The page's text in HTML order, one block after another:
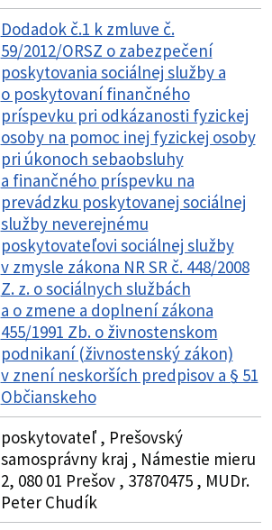
Dodadok č.1 k zmluve č.
59/2012/ORSZ o zabezpečení
poskytovania sociálnej služby a
o poskytovaní finančného
príspevku pri odkázanosti fyzickej
osoby na pomoc inej fyzickej osoby
pri úkonoch sebaobsluhy
a finančného príspevku na
prevádzku poskytovanej sociálnej
služby neverejnému
poskytovateľovi sociálnej služby
v zmysle zákona NR SR č. 448/2008
Z. z. o sociálnych službách
a o zmene a doplnení zákona
455/1991 Zb. o živnostenskom
podnikaní (živnostenský zákon)
v znení neskorších predpisov a § 51
Občianskeho
poskytovateľ , Prešovský
samosprávny kraj , Námestie mieru
2, 080 01 Prešov , 37870475 , MUDr.
Peter Chudík